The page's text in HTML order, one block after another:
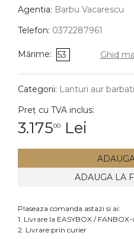
Coliere
Lanturi
Pandantive
DIAMANTE
Cercei
Accesorii
Agentia: Barbu Vacarescu
Telefon: 0372287961
Mărime: 53 Ghid
Categorii: Lanturi aur barbati
Preț cu TVA inclus:
3.17500 Lei
ADAUGA LA
Plaseaza comanda astazi si ai:
1. Livrare la EASYBOX /
2. Livrare prin curier